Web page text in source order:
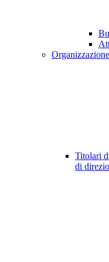
Organizzazione
Titolari
di